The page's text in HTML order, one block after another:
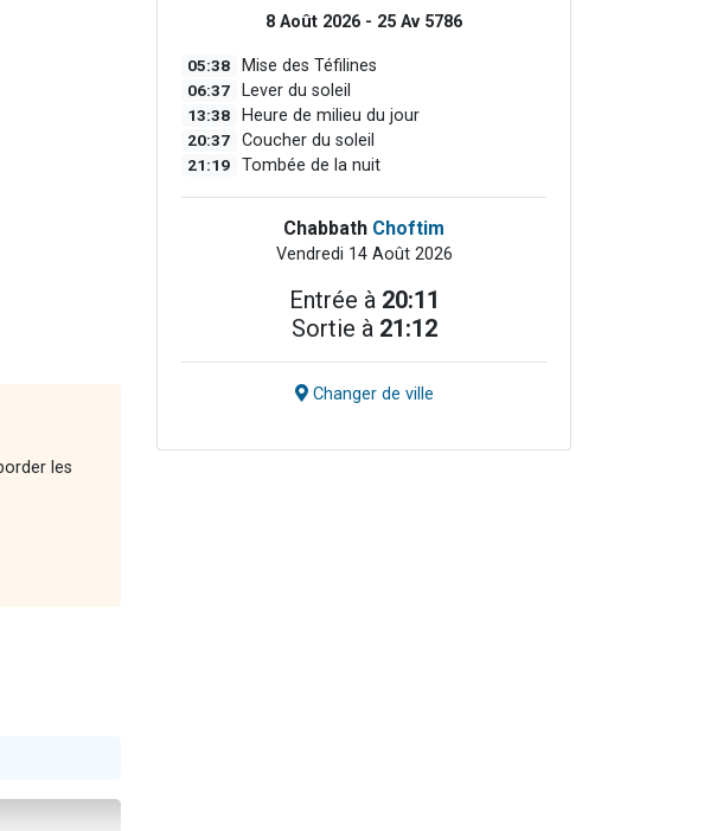
les
8 Août 2026 - 25 Av 5786
05:38 Mise des Téfilines
06:37 Lever du soleil
13:38 Heure de milieu du jour
20:37 Coucher du soleil
21:19 Tombée de la nuit
Chabbath Choftim
Vendredi 14 Août 2026
Entrée à 20:11
Sortie à 21:12
Changer de ville